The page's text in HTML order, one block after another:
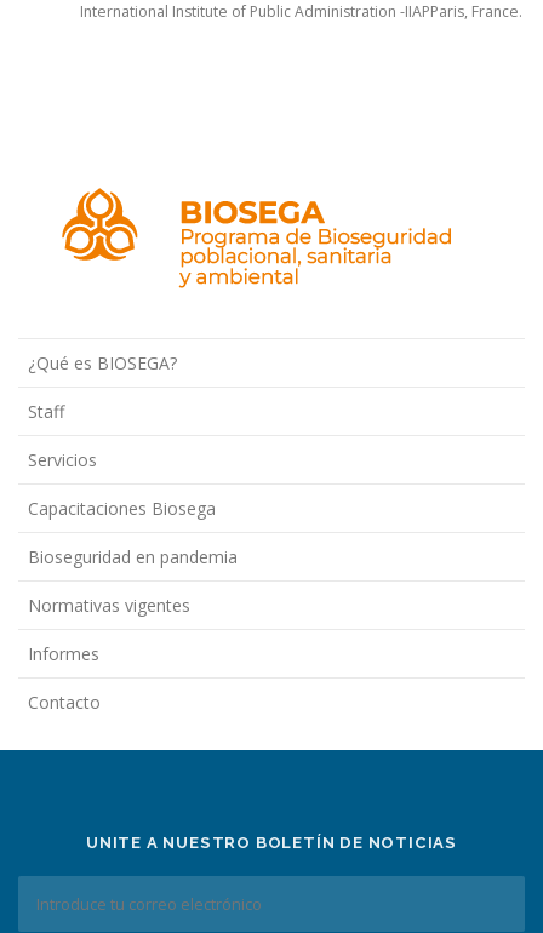
International Institute of Public Administration -IIAPParis, France.
¿Qué es BIOSEGA?
Staff
Servicios
Capacitaciones Biosega
Bioseguridad en pandemia
Normativas vigentes
Informes
Contacto
UNITE A NUESTRO BOLETÍN DE NOTICIAS